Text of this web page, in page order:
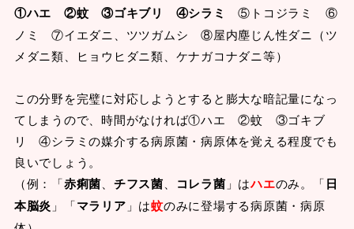
①ハエ ②蚊 ③ゴキブリ ④シラミ⑤トコジラミ ⑥
ノミ ⑦イエダニ、ツツガムシ ⑧屋内塵じん性ダニ（ツ
メダニ類、ヒョウヒダニ類、ケナガコナダニ等）
この分野を完璧に対応しようとすると膨大な暗記量になっ
てしまうので、時間がなければ①ハエ ②蚊 ③ゴキブ
リ ④シラミの媒介する病原菌・病原体を覚える程度でも
良いでしょう。
（例：「赤痢菌 チフス菌 コレラ菌 」はハエのみ。「日
本脳炎 」「マラリア 」は蚊のみに登場する病原菌・病原